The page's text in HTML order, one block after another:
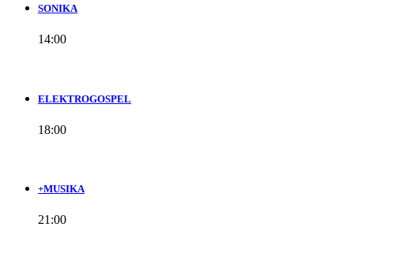
SONIKA
14:00
ELEKTROGOSPEL
18:00
+MUSIKA
21:00